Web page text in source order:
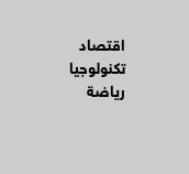
اقتصاد
تكنولوجيا
رياضة